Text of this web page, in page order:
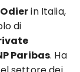
in Italia,
di
Paribas. Ha